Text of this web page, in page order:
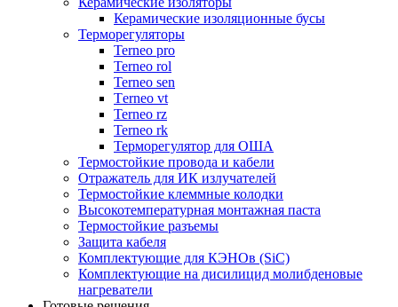
Керамические изоляционные бусы
Терморегуляторы
Terneo pro
Terneo rol
Terneo sen
Тerneo vt
Terneo rz
Terneo rk
Терморегулятор для ОША
Термостойкие провода и кабели
Отражатель для ИК излучателей
Термостойкие клеммные колодки
Высокотемпературная монтажная паста
Термостойкие разъемы
Защита кабеля
Комплектующие для КЭНОв (SiC)
Комплектующие на дисилицид молибденовые
нагреватели